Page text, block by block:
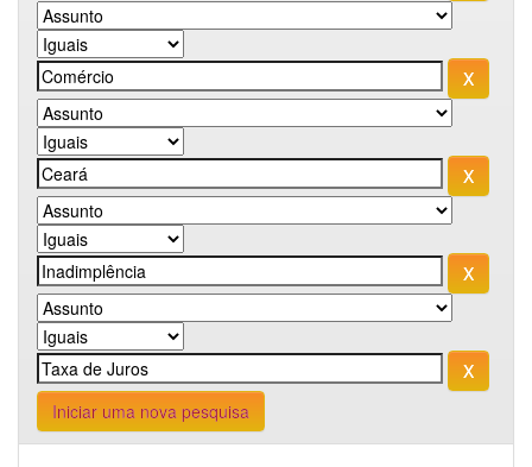
Iniciar uma nova pesquisa